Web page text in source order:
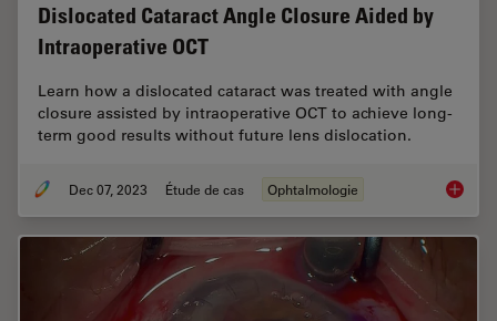
Dislocated Cataract Angle Closure Aided by
Intraoperative OCT
Learn how a dislocated cataract was treated with angle
closure assisted by intraoperative OCT to achieve long-
term good results without future lens dislocation.
Dec 07, 2023 Étude de cas Ophtalmologie